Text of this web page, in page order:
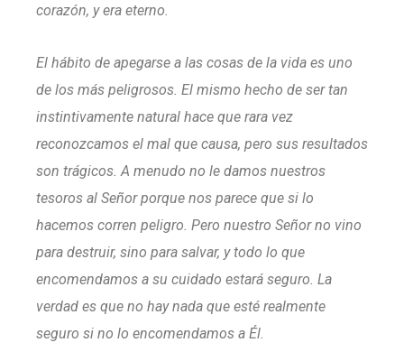
corazón, y era eterno.
El hábito de apegarse a las cosas de la vida es uno
de los más peligrosos. El mismo hecho de ser tan
instintivamente natural hace que rara vez
reconozcamos el mal que causa, pero sus resultados
son trágicos. A menudo no le damos nuestros
tesoros al Señor porque nos parece que si lo
hacemos corren peligro. Pero nuestro Señor no vino
para destruir, sino para salvar, y todo lo que
encomendamos a su cuidado estará seguro. La
verdad es que no hay nada que esté realmente
seguro si no lo encomendamos a Él.